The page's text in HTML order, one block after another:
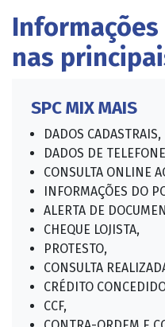
nas
SPC MIX MAIS
DADOS CADASTRAIS,
DADOS DE
CONSULTA ONLINE
INFORMAÇÕES DO
ALERTA DE
CHEQUE LOJISTA,
PROTESTO,
CONSULTA
CRÉDITO
CCF,